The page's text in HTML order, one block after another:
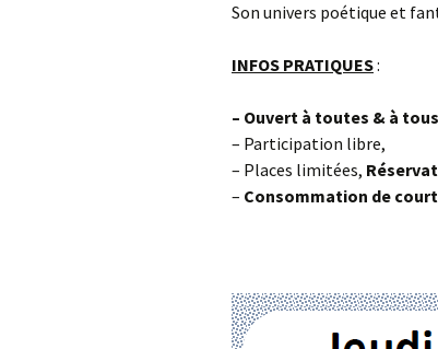
Son univers poétique et
INFOS PRATIQUES:
– Ouvert à toutes & à tous
– Participation libre,
– Places limitées,
– Consommation de